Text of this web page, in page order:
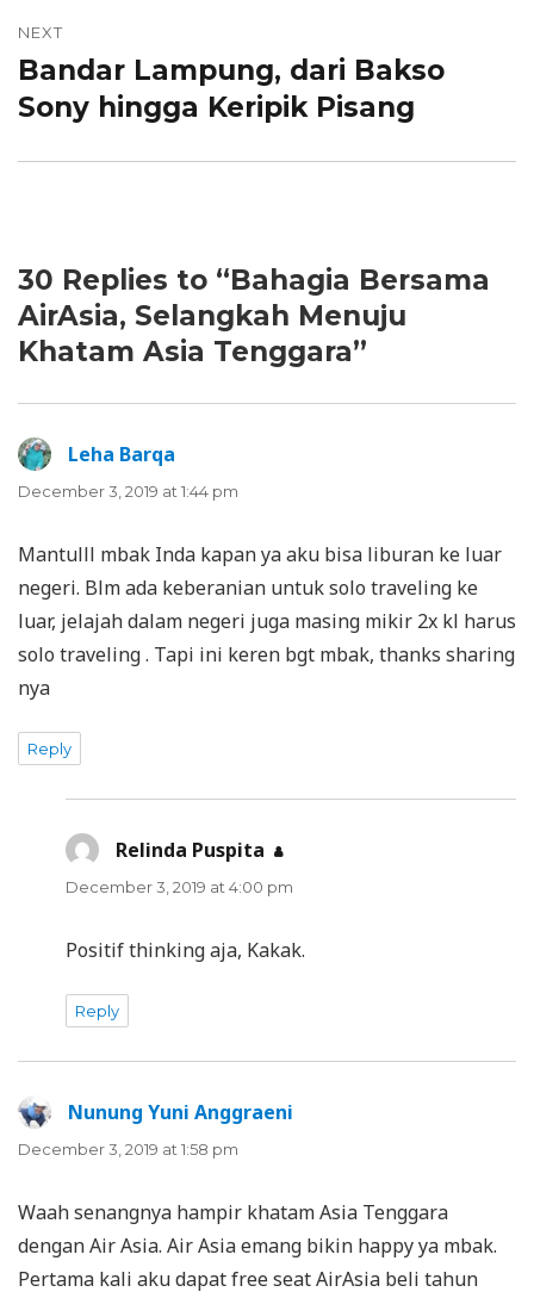
NEXT
Next
post:
Bandar Lampung, dari Bakso
Sony hingga Keripik Pisang
30 Replies to “Bahagia Bersama
AirAsia, Selangkah Menuju
Khatam Asia Tenggara”
Leha Barqa
December 3, 2019 at 1:44 pm
Mantulll mbak Inda kapan ya aku bisa liburan ke luar
negeri. Blm ada keberanian untuk solo traveling ke
luar, jelajah dalam negeri juga masing mikir 2x kl harus
solo traveling . Tapi ini keren bgt mbak, thanks sharing
nya
Reply
Relinda Puspita says:
December 3, 2019 at 4:00 pm
Positif thinking aja, Kakak.
Reply
Nunung Yuni Anggraeni
December 3, 2019 at 1:58 pm
Waah senangnya hampir khatam Asia Tenggara
dengan Air Asia. Air Asia emang bikin happy ya mbak.
Pertama kali aku dapat free seat AirAsia beli tahun